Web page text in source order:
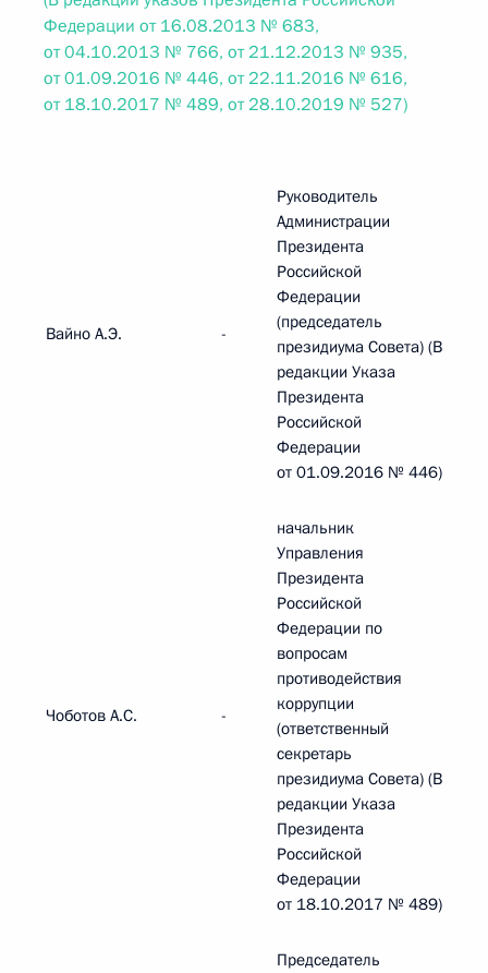
Федерации от 16.08.2013 № 683,
от 04.10.2013 № 766, от 21.12.2013 № 935,
от 01.09.2016 № 446, от 22.11.2016 № 616,
от 18.10.2017 № 489, от 28.10.2019 № 527)
Вайно А.Э. -
Руководитель
Администрации
Президента
Российской
Федерации
(председатель
президиума Совета) (В
редакции Указа
Президента
Российской
Федерации
от 01.09.2016 № 446)
Чоботов А.С. -
начальник
Управления
Президента
Российской
Федерации по
вопросам
противодействия
коррупции
(ответственный
секретарь
президиума Совета) (В
редакции Указа
Президента
Российской
Федерации
от 18.10.2017 № 489)
Председатель